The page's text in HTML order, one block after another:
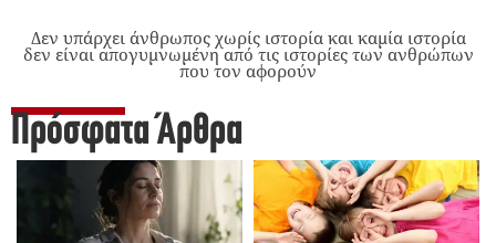
Δεν υπάρχει άνθρωπος χωρίς ιστορία και καμία ιστορία
δεν είναι απογυμνωμένη από τις ιστορίες των ανθρώπων
που τον αφορούν
Πρόσφατα Άρθρα